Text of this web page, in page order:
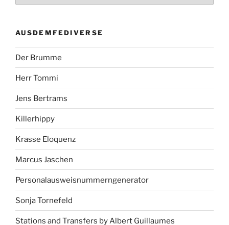
AUSDEMFEDIVERSE
Der Brumme
Herr Tommi
Jens Bertrams
Killerhippy
Krasse Eloquenz
Marcus Jaschen
Personalausweisnummerngenerator
Sonja Tornefeld
Stations and Transfers by Albert Guillaumes